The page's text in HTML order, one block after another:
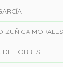
ZUÑIGA MORALES
DE TORRES